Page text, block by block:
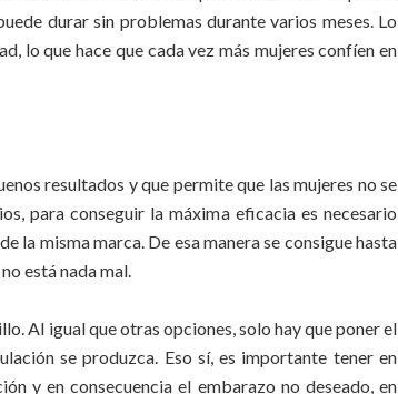
durar sin problemas durante varios meses. Lo
lo que hace que cada vez más mujeres confíen en
resultados y que permite que las mujeres no se
para conseguir la máxima eficacia es necesario
la misma marca. De esa manera se consigue hasta
está nada mal.
Al igual que otras opciones, solo hay que poner el
se produzca. Eso sí, es importante tener en
y en consecuencia el embarazo no deseado, en